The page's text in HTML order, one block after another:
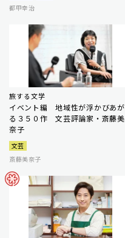
都甲幸治
旅する文学
イベント編 地域性が浮かびあが
る３５０作 文芸評論家・斎藤美
奈子
文芸
斎藤美奈子